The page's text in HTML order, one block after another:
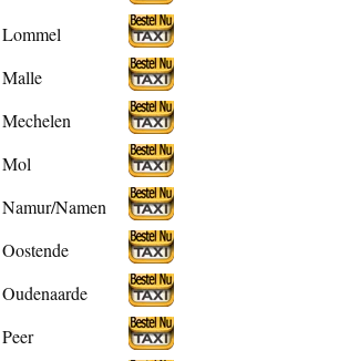
Lommel
Malle
Mechelen
Mol
Namur/Namen
Oostende
Oudenaarde
Peer